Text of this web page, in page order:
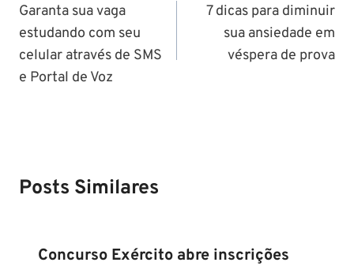
de
Post
Garanta sua vaga
estudando com seu
celular através de SMS
e Portal de Voz
7 dicas para diminuir
sua ansiedade em
véspera de prova
Posts Similares
Concurso Exército abre inscrições